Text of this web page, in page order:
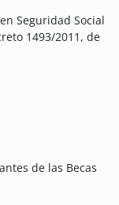
Seguridad Social
1493/2011, de
de las Becas